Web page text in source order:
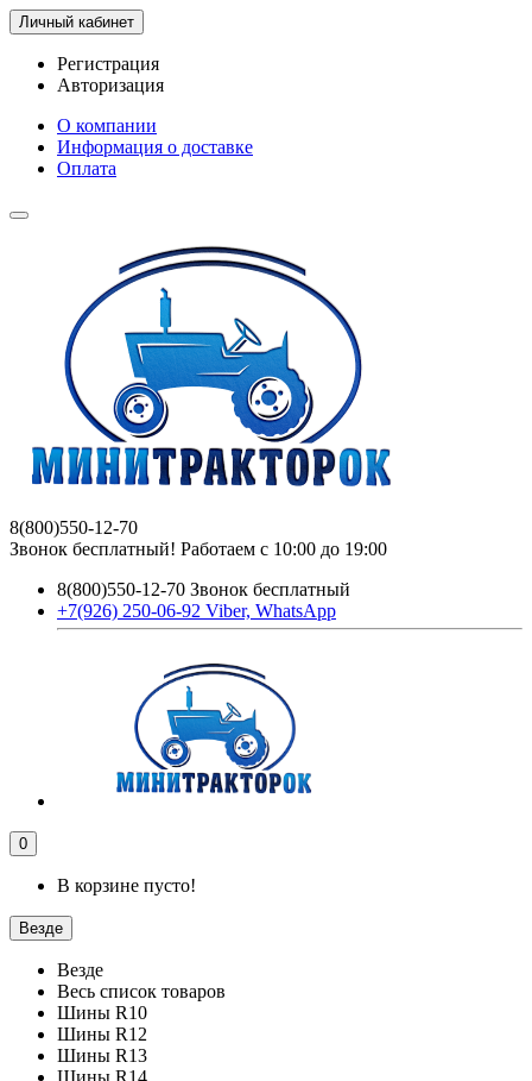
Личный кабинет
Регистрация
Авторизация
О компании
Информация о доставке
Оплата
8(800)550-12-70
Звонок бесплатный! Работаем с 10:00 до 19:00
8(800)550-12-70 Звонок бесплатный
+7(926) 250-06-92 Viber, WhatsApp
0
В корзине пусто!
Везде
Везде
Весь список товаров
Шины R10
Шины R12
Шины R13